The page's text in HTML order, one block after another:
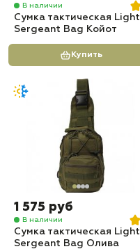
В наличии
Сумка тактическая Light
Sergeant Bag Койот
Купить
1 575 руб
В наличии
Сумка тактическая Light
Sergeant Bag Олива